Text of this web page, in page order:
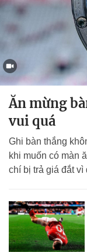
Ăn mừng
vui quá
Ghi bàn thắng
khi muốn có màn
chí bị trả giá đắt vì